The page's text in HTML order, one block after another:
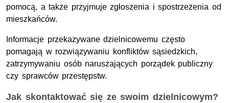
pomocą, a także przyjmuje zgłoszenia i spostrzeżenia od
mieszkańców.
Informacje przekazywane dzielnicowemu często
pomagają w rozwiązywaniu konfliktów sąsiedzkich,
zatrzymywaniu osób naruszających porządek publiczny
czy sprawców przestępstw.
Jak skontaktować się ze swoim dzielnicowym?